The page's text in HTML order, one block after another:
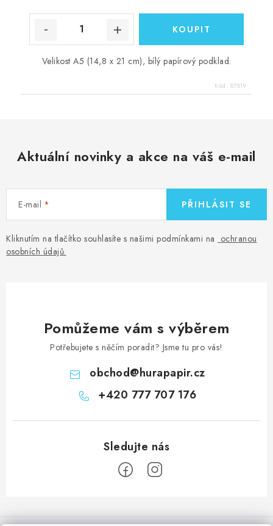
Velikost A5 (14,8 x 21 cm), bílý papírový podklad.
Kód: 87819
Aktuální novinky a akce na váš e-mail
E-mail
Kliknutím na tlačítko souhlasíte s našimi podmínkami na ochranou
osobních údajů.
PŘIHLÁSIT SE
Pomůžeme vám s výběrem
Potřebujete s něčím poradit? Jsme tu pro vás!
obchod@hurapapir.cz
+420 777 707 176
á